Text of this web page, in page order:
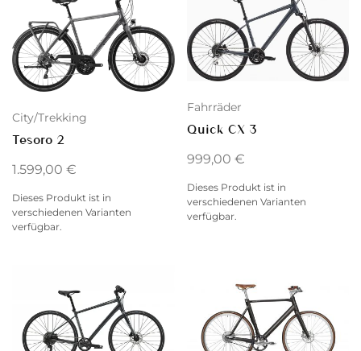
City/Trekking
Tesoro 2
1.599,00 €
Dieses Produkt ist in
verschiedenen Varianten
verfügbar.
Fahrräder
Quick CX 3
999,00 €
Dieses Produkt ist in
verschiedenen Varianten
verfügbar.